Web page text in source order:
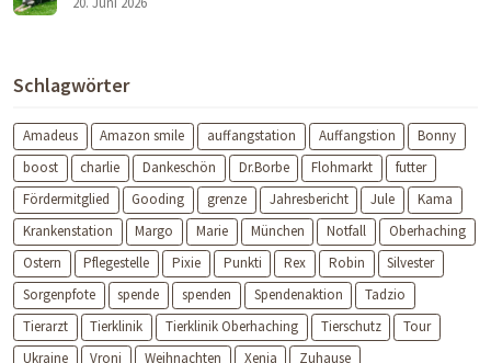
Schlagwörter
Amadeus Amazon smile auffangstation Auffangstion
Bonny
boost
charlie Dankeschön Dr.Borbe Flohmarkt
futter
Fördermitglied
Gooding grenze Jahresbericht Jule
Kama
Krankenstation
Margo Marie München Notfall
Oberhaching
Ostern
Pflegestelle Pixie Punkti Rex Robin
Silvester
Sorgenpfote
spende spenden Spendenaktion
Tadzio
Tierarzt
Tierklinik Tierklinik Oberhaching Tierschutz
Tour
Ukraine
Vroni Weihnachten Xenia Zuhause